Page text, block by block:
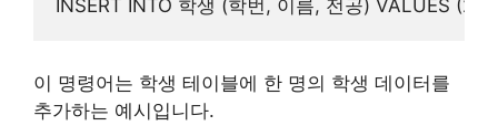
이 명령어는 학생 테이블에 한 명의 학생 데이터를
추가하는 예시입니다.